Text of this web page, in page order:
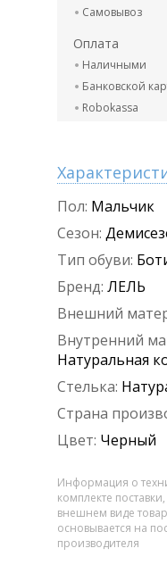
Самовывоз
Оплата
Наличными
Банковской
Robokassa
Пол: Мальчик
Сезон:
Тип обуви:
Бренд: ЛЕЛЬ
Внешний
Внутренний
Натуральная
Стелька:
Страна
Цвет: Черный
Информация о
комплекте
внешнем виде
основывается на
производителя